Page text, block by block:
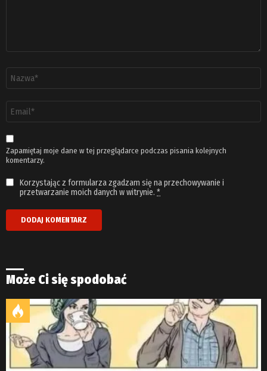
email
*
Zapamiętaj moje dane w tej przeglądarce podczas pisania kolejnych
komentarzy.
Korzystając z formularza zgadzam się na przechowywanie i
przetwarzanie moich danych w witrynie. *
Może Ci się spodobać